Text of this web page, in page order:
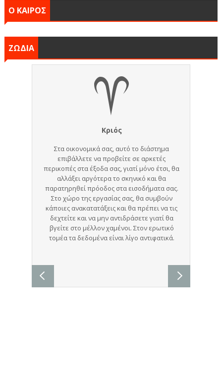
Ο ΚΑΙΡΟΣ
ΖΩΔΙΑ